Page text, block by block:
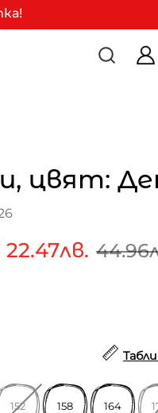
цвят:
22.47лв.
152 158 164